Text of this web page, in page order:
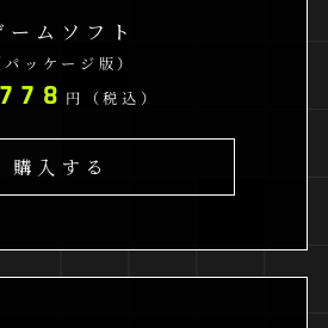
ームソフト
パッケージ版）
円（税込）
購入する